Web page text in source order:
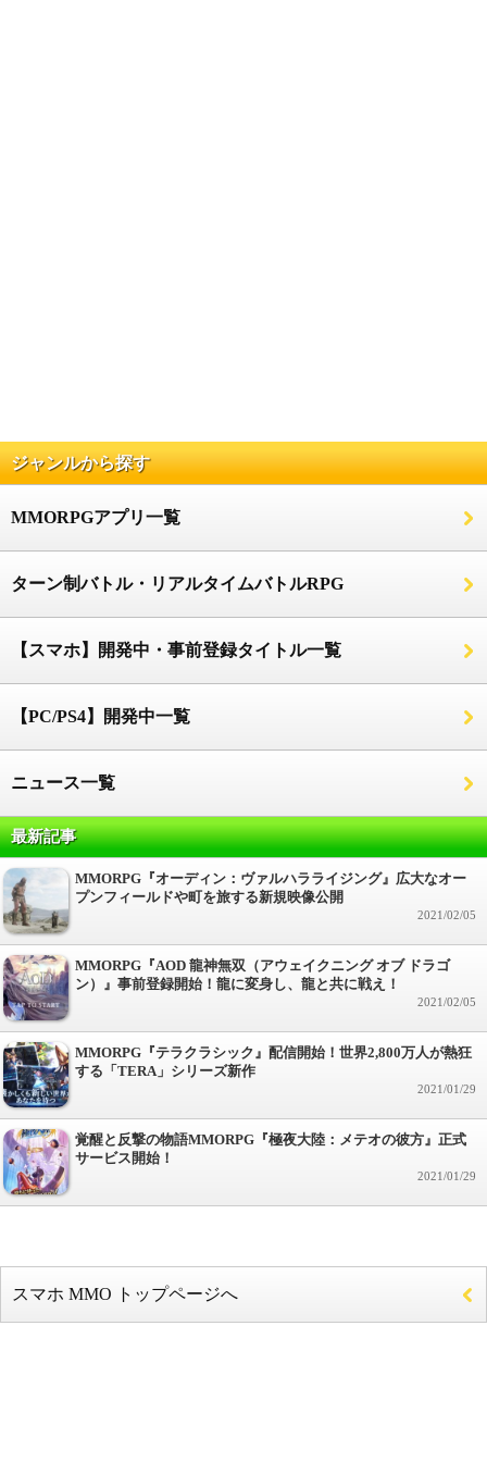
ジャンルから探す
MMORPGアプリ一覧
ターン制バトル・リアルタイムバトルRPG
【スマホ】開発中・事前登録タイトル一覧
【PC/PS4】開発中一覧
ニュース一覧
最新記事
MMORPG『オーディン：ヴァルハラライジング』広大なオー
プンフィールドや町を旅する新規映像公開
2021/02/05
MMORPG『AOD 龍神無双（アウェイクニング オブ ドラゴ
ン）』事前登録開始！龍に変身し、龍と共に戦え！
2021/02/05
MMORPG『テラクラシック』配信開始！世界2,800万人が熱狂
する「TERA」シリーズ新作
2021/01/29
覚醒と反撃の物語MMORPG『極夜大陸：メテオの彼方』正式
サービス開始！
2021/01/29
スマホ MMO トップページへ